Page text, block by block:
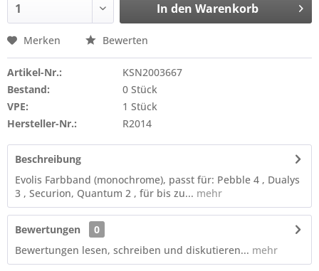
In den Warenkorb
Merken Bewerten
Artikel-Nr.:
KSN2003667
Bestand:
0 Stück
VPE:
1 Stück
Hersteller-Nr.:
R2014
Beschreibung
Evolis Farbband (monochrome), passt für: Pebble 4 , Dualys
3 , Securion, Quantum 2 , für bis zu... mehr
Bewertungen
0
Bewertungen lesen, schreiben und diskutieren... mehr